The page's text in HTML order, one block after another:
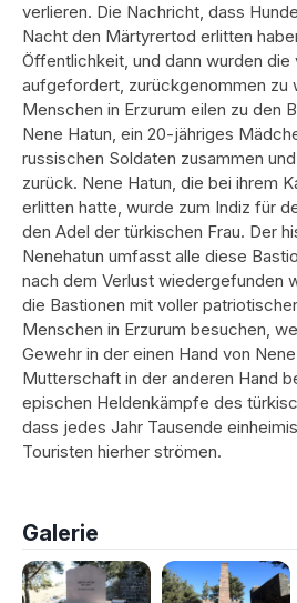
verlieren. Die Nachricht, dass
Nacht den Märtyrertod erlitten
Öffentlichkeit, und dann wurden die
aufgefordert, zurückgenommen zu
Menschen in Erzurum eilen zu den
Nene Hatun, ein 20-jähriges
russischen Soldaten zusammen
zurück. Nene Hatun, die bei ihrem
erlitten hatte, wurde zum Indiz für
den Adel der türkischen Frau. Der
Nenehatun umfasst alle diese
nach dem Verlust wiedergefunden
die Bastionen mit voller
Menschen in Erzurum besuchen,
Gewehr in der einen Hand von
Mutterschaft in der anderen Hand
epischen Heldenkämpfe des
dass jedes Jahr Tausende
Touristen hierher strömen.
Galerie